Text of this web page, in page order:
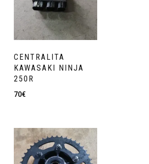
CENTRALITA
KAWASAKI NINJA
250R
70€